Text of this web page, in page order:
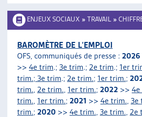
ENJEUX SOCIAUX » TRAVAIL »
BAROMÈTRE DE L’EMPLOI
OFS, communiqués de presse : 2026
>> 4e trim.; 3e trim.; 2e trim.; 1er
trim.; 3e trim.; 2e trim.; 1er trim.;
trim., 2e trim., 1er trim.; 2022 >> 4e
trim., 1er trim.; 2021 >> 4e trim., 3e
trim.; 2020 >> 4e trim., 3e trim., 2e